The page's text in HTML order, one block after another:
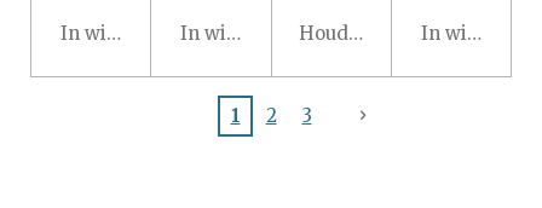
In winkelwagenIn winkelwagenHoud mij op de hoogte
In
1 2 3